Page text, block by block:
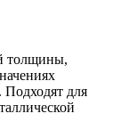
толщины,
Подходят для